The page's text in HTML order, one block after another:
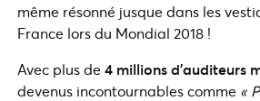
même résonné jusque dans les
France lors du Mondial 2018 !
Avec plus de4 millions d’auditeurs
devenus incontournables comme « P